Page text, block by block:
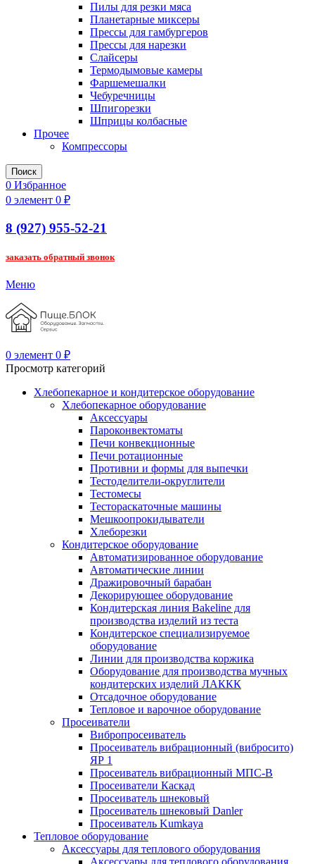
Пилы для резки мяса
Планетарные миксеры
Прессы для гамбургеров
Прессы для нарезки
Слайсеры
Термодымовые камеры
Фаршемешалки
Чебуречницы
Шпигорезки
Шприцы колбасные
Прочее
Компрессоры
Поиск
0 Избранное
0 элемент 0 ₽
8 (927) 955-52-21
заказать обратный звонок
Меню
0 элемент 0 ₽
Просмотр категорий
Хлебопекарное и кондитерское оборудование
Хлебопекарное оборудование
Аксессуары
Пароконвектоматы
Печи конвекционные
Печи ротационные
Противни и формы для выпечки
Тестоделители-округлители
Тестомесы
Тестораскаточные машины
Мешкоопрокидыватели
Хлеборезки
Кондитерское оборудование
Автоматизированное оборудование
Автоматические линии
Дражировочный барабан
Декорирующее оборудование
Кондитерская линия Bakeline для
производства изделий из теста
Кондитерское специализируемое
оборудование
Линии для производства коржика
Оборудование для производства мучных
кондитерских изделий ЛАККК
Отсадочное оборудование
Тепловое и варочное оборудование
Просеиватели
Вибропросеиватель
Просеиватель вибрационный (вибросито)
ЯР 1
Просеиватель вибрационный МПС-В
Просеиватели Каскад
Просеиватель шнековый
Просеиватель шнековый Danler
Просеиватель Kumkaya
Тепловое оборудование
Аксессуары для теплового оборудования
Аксессуары для теплового оборудования